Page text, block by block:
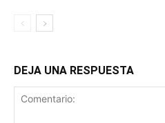
DEJA UNA RESPUESTA